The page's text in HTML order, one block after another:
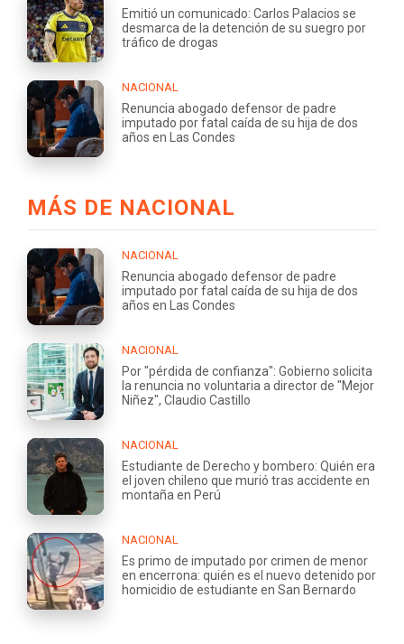
Emitió un comunicado: Carlos Palacios se
desmarca de la detención de su suegro por
tráfico de drogas
NACIONAL
Renuncia abogado defensor de padre
imputado por fatal caída de su hija de dos
años en Las Condes
MÁS DE NACIONAL
NACIONAL
Renuncia abogado defensor de padre
imputado por fatal caída de su hija de dos
años en Las Condes
NACIONAL
Por "pérdida de confianza": Gobierno solicita
la renuncia no voluntaria a director de "Mejor
Niñez", Claudio Castillo
NACIONAL
Estudiante de Derecho y bombero: Quién era
el joven chileno que murió tras accidente en
montaña en Perú
NACIONAL
Es primo de imputado por crimen de menor
en encerrona: quién es el nuevo detenido por
homicidio de estudiante en San Bernardo